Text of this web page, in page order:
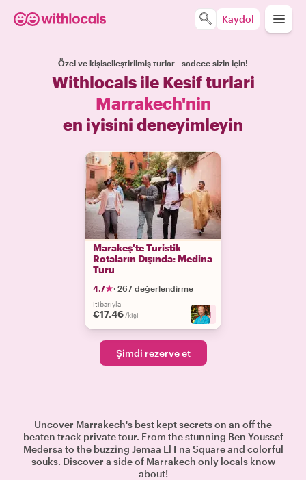
Kaydol
Özel ve kişiselleştirilmiş turlar - sadece sizin için!
Withlocals ile Kesif turlari
Marrakech'nin
en iyisini deneyimleyin
Marakeş'te Turistik
Rotaların Dışında: Medina
Turu
4.7 · 267 değerlendirme
İtibarıyla
€17.46 /kişi +4
Şimdi rezerve et
Uncover Marrakech's best kept secrets on an off the
beaten track private tour. From the stunning Ben Youssef
Medersa to the buzzing Jemaa El Fna Square and colorful
souks. Discover a side of Marrakech only locals know
about!